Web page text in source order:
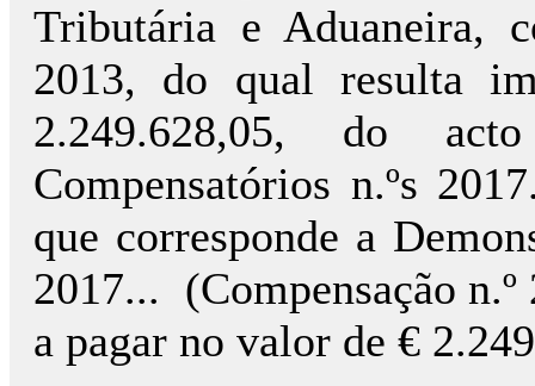
Tributária e Aduaneira,
2013, do qual resulta
2.249.628,05, do
Compensatórios n.ºs
que corresponde a
2017... (Compensação
a pagar no valor de €